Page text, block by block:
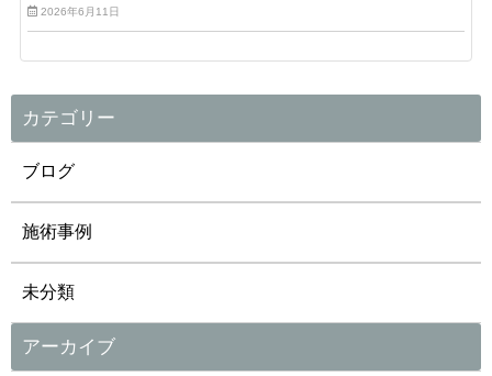
2026年6月11日
カテゴリー
ブログ
施術事例
未分類
アーカイブ